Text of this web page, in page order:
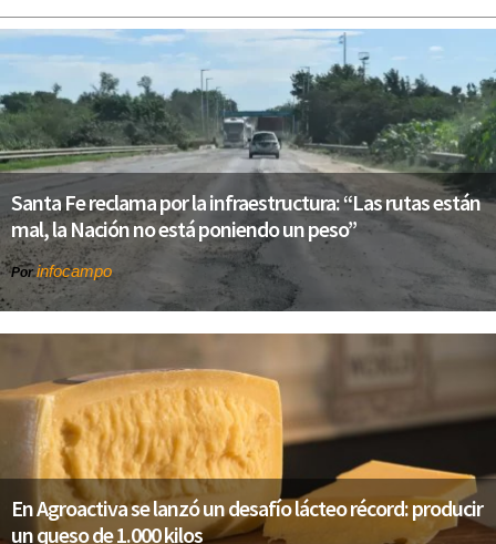
Santa Fe reclama por la infraestructura: “Las rutas están
mal, la Nación no está poniendo un peso”
Porinfocampo
En Agroactiva se lanzó un desafío lácteo récord: producir
un queso de 1.000 kilos